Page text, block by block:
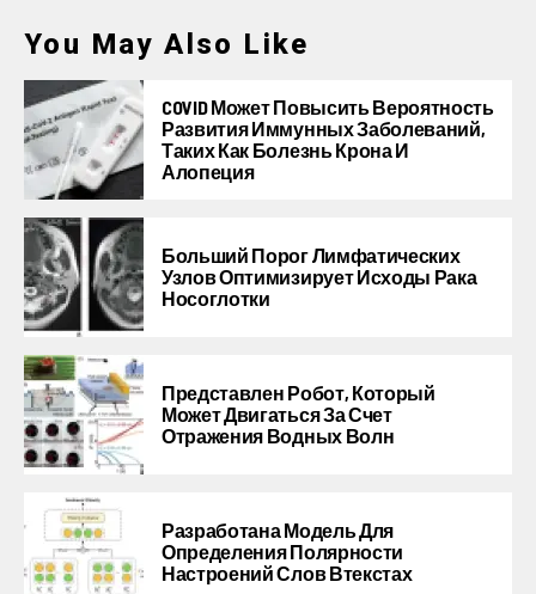
You May Also Like
COVID Может Повысить Вероятность
Развития Иммунных Заболеваний,
Таких Как Болезнь Крона И
Алопеция
Больший Порог Лимфатических
Узлов Оптимизирует Исходы Рака
Носоглотки
Представлен Робот, Который
Может Двигаться За Счет
Отражения Водных Волн
Разработана Модель Для
Определения Полярности
Настроений Слов Втекстах